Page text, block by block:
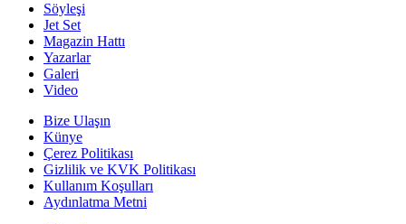
Söyleşi
Jet Set
Magazin Hattı
Yazarlar
Galeri
Video
Bize Ulaşın
Künye
Çerez Politikası
Gizlilik ve KVK Politikası
Kullanım Koşulları
Aydınlatma Metni